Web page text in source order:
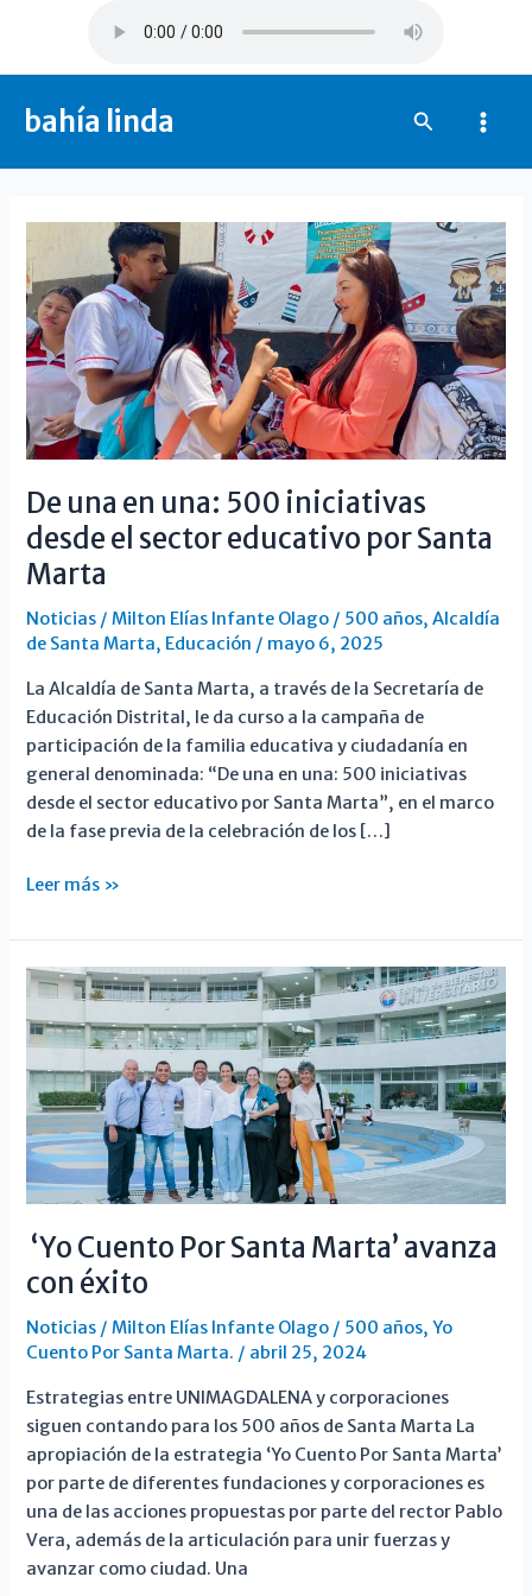
contenido
bahía linda Buscar
Main
De una en una: 500 iniciativas
desde el sector educativo por Santa
Marta
Noticias /Milton Elías Infante Olago / 500 años,Alcaldía
de Santa Marta, Educación / mayo 6, 2025
La Alcaldía de Santa Marta, a través de la Secretaría de
Educación Distrital, le da curso a la campaña de
participación de la familia educativa y ciudadanía en
general denominada: “De una en una: 500 iniciativas
desde el sector educativo por Santa Marta”, en el marco
de la fase previa de la celebración de los […]
De
en
una:
500
iniciativas
desde
el
sector
educativo
por
Santa
Leer más »
‘Yo Cuento Por Santa Marta’ avanza
con éxito
Noticias /Milton Elías Infante Olago / 500 años,Yo
Cuento Por Santa Marta. / abril 25, 2024
Estrategias entre UNIMAGDALENA y corporaciones
siguen contando para los 500 años de Santa Marta La
apropiación de la estrategia ‘Yo Cuento Por Santa Marta’
por parte de diferentes fundaciones y corporaciones es
una de las acciones propuestas por parte del rector Pablo
Vera, además de la articulación para unir fuerzas y
avanzar como ciudad. Una